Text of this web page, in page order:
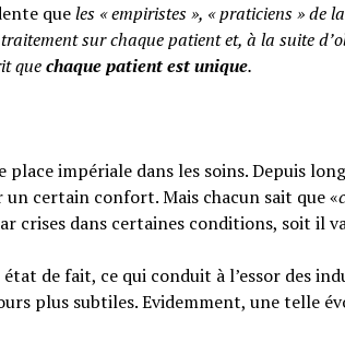
queles « empiristes », « praticiens » de
sur chaque patient et, à la suite
quechaque patient est unique.
place impériale dans les soins. Depuis
certain confort. Mais chacun sait que «
crises dans certaines conditions, soit il
de fait, ce qui conduit à l’essor des
plus subtiles. Evidemment, une telle